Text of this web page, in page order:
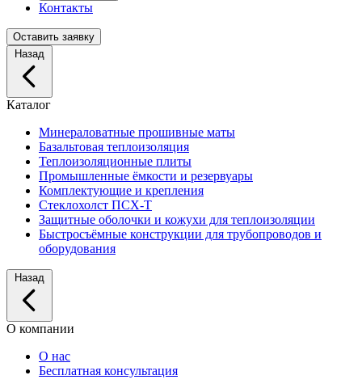
Контакты
Оставить заявку
Назад
Каталог
Минераловатные прошивные маты
Базальтовая теплоизоляция
Теплоизоляционные плиты
Промышленные ёмкости и резервуары
Комплектующие и крепления
Стеклохолст ПСХ-Т
Защитные оболочки и кожухи для теплоизоляции
Быстросъёмные конструкции для трубопроводов и
оборудования
Назад
О компании
О нас
Бесплатная консультация